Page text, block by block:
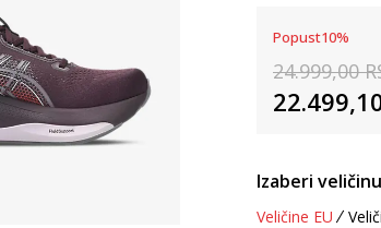
Popust10%
24.999,00
Izaberi
Veličine EU